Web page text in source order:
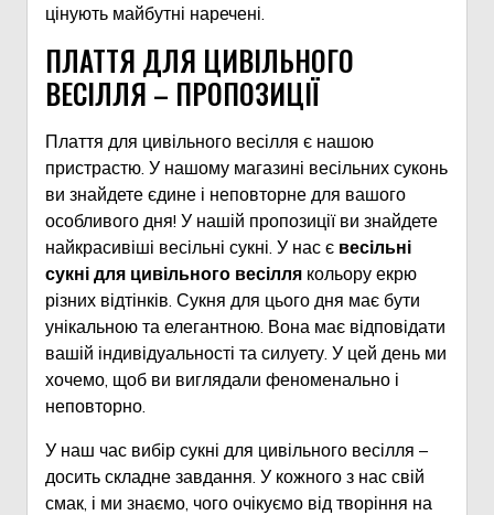
цінують майбутні наречені.
ПЛАТТЯ ДЛЯ ЦИВІЛЬНОГО
ВЕСІЛЛЯ – ПРОПОЗИЦІЇ
Плаття для цивільного весілля є нашою
пристрастю. У нашому магазині весільних суконь
ви знайдете єдине і неповторне для вашого
особливого дня! У нашій пропозиції ви знайдете
найкрасивіші весільні сукні. У нас є весільні
сукні для цивільного весілля кольору екрю
різних відтінків. Сукня для цього дня має бути
унікальною та елегантною. Вона має відповідати
вашій індивідуальності та силуету. У цей день ми
хочемо, щоб ви виглядали феноменально і
неповторно.
У наш час вибір сукні для цивільного весілля –
досить складне завдання. У кожного з нас свій
смак, і ми знаємо, чого очікуємо від творіння на